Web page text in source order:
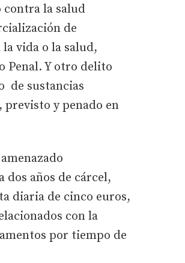
contra la salud
de
vida o la salud,
Penal. Y otro delito
de sustancias
previsto y penado en
dos años de cárcel,
diaria de cinco euros,
con la
por tiempo de